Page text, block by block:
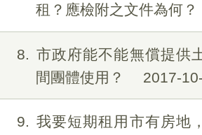
租？應檢附之文件為何？
8
市政府能不能無償提供
間團體使用？
2017-
9
我要短期租用市有房地